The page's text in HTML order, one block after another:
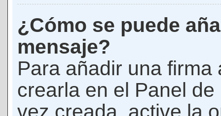
¿Cómo se puede
mensaje?
Para añadir una
crearla en el Panel